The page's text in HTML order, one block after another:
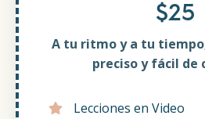
$25
A tu ritmo y a tu
preciso y fácil de
Lecciones en Video